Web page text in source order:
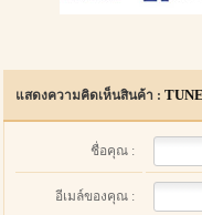
แสดงความคิดเห็นสินค้า :
ชื่อคุณ :
อีเมล์ของคุณ :